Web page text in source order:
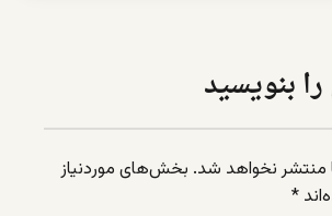
بنویسید
منتشر نخواهد شد. بخش‌های موردنیاز
*